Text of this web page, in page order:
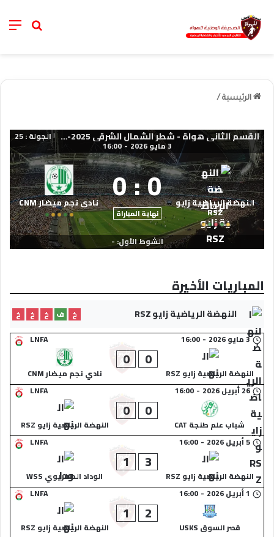
خانة
الرئيسية /
القسم الثاني هواة - شطر الشمال الشرقي 2025-2026 | الجولة : 25
3 مايو 2026 -
16:00
النهضة الرياضية زايو
RSZ
0
:
0
نهاية المباراة
نادي نجم ميضار CNM
الشوط الأول: -
المباريات الأخيرة
النهضة الرياضية زايو RSZ خ ف خ خ
خ
LNFA
3 مايو 2026 -
16:00
النهضة الرياضية زايو RSZ
0
0
نادي نجم ميضار CNM
LNFA
26 أبريل 2026 -
16:00
شباب علم طنجة CAT
0
0
النهضة الرياضية زايو RSZ
LNFA
5 أبريل 2026 -
16:00
النهضة الرياضية زايو RSZ
3
1
الوداد الصفريوي WSS
LNFA
1 أبريل 2026 -
16:00
قصر السوق USKS
2
1
النهضة الرياضية زايو RSZ